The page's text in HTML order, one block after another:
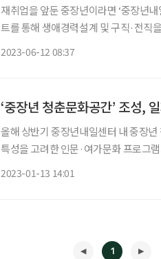
재취업을 앞둔 중장년이라면 ‘중장년
트를 통해 생애경력설계 및 구직·전직
2023-06-12 08:37
‘중장년 청춘문화공간’ 조성,
올해 상반기 중장년내일센터 내 중장
특성을 고려한 인문·여가문화 프로그램과
2023-01-13 14:01
1